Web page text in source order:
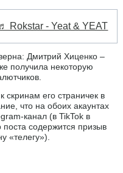
Rokstar - Yeat & YEAT
Дмитрий Хиценко –
получила некоторую
скринам его страничек в
что на обоих акаунтах
канал (в TikTok в
поста содержится призыв
«телегу»).